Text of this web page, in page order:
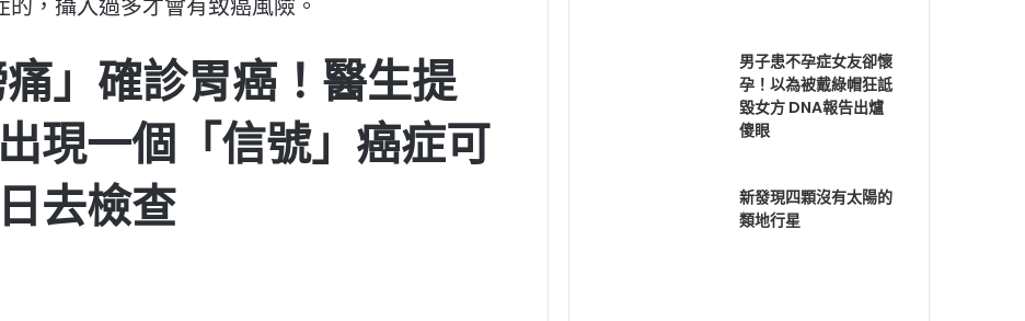
，攝入過多才會有致癌風險。
」確診胃癌！醫生提
現一個「信號」癌症可
去檢查
男子患不孕症女友卻懷
孕！以為被戴綠帽狂詆
毀女方 DNA報告出爐
傻眼
新發現四顆沒有太陽的
類地行星